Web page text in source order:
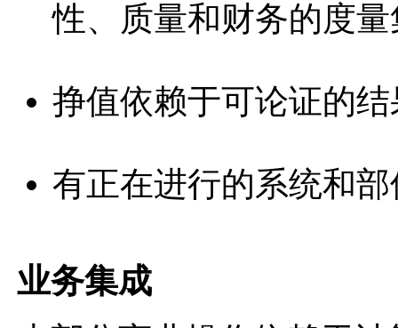
性、质量和财务的度
挣值依赖于可论证的
有正在进行的系统和
业务集成